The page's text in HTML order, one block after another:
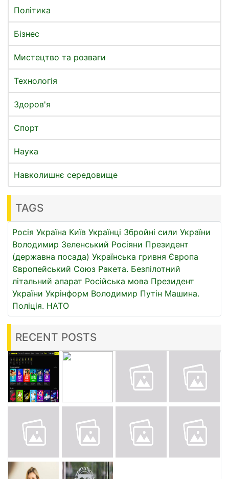
Політика
Бізнес
Мистецтво та розваги
Технологія
Здоров'я
Спорт
Наука
Навколишнє середовище
TAGS
Росія Україна Київ Українці Збройні сили України
Володимир Зеленський Росіяни Президент
(державна посада) Українська гривня Європа
Європейський Союз Ракета. Безпілотний
літальний апарат Російська мова Президент
України Укрінформ Володимир Путін Машина.
Поліція. НАТО
RECENT POSTS